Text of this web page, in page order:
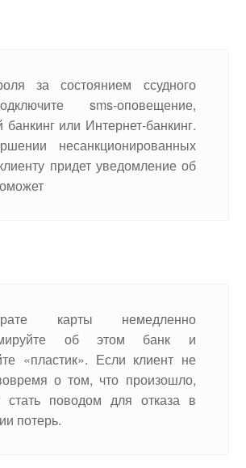
за состоянием ссудного
sms-оповещение,
или Интернет-банкинг.
несанкционированных
придет уведомление об
карты немедленно
об этом банк и
«пластик». Если клиент не
о том, что произошло,
стать поводом для отказа в
потерь.